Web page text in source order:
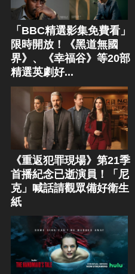
「BBC精選影集免費看」
限時開放！《黑道無國
界》、《幸福谷》等20部
精選英劇好...
《重返犯罪現場》第21季
首播紀念已逝演員！「尼
克」喊話請觀眾備好衛生
紙